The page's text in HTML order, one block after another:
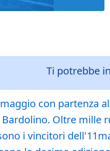
Ti potrebbe
con partenza
Oltre mille
i vincitori